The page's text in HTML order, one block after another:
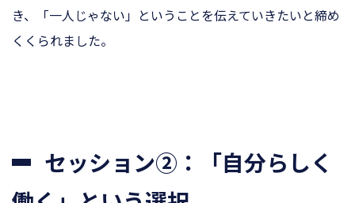
き、「一人じゃない」ということを伝えていきたいと締め
くくられました。
セッション②：「自分らしく